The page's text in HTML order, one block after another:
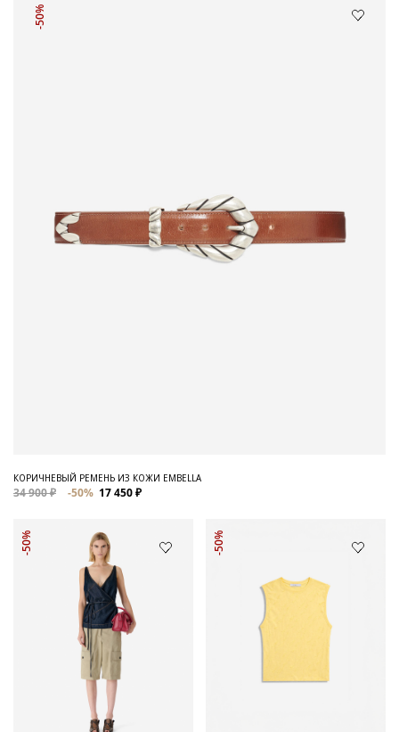
-50%
КОРИЧНЕВЫЙ РЕМЕНЬ ИЗ КОЖИ EMBELLA
34 900 ₽ -50% 17 450 ₽
-50% -50%